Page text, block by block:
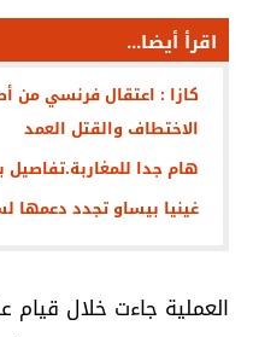
اقرأ أيضا...
كازا : اعتقال فرنسي
الاختطاف والقتل العمد
هام جدا للمغاربة.تفاصيل
غينيا بيساو تجدد دعمها
العملية جاءت خلال قيام